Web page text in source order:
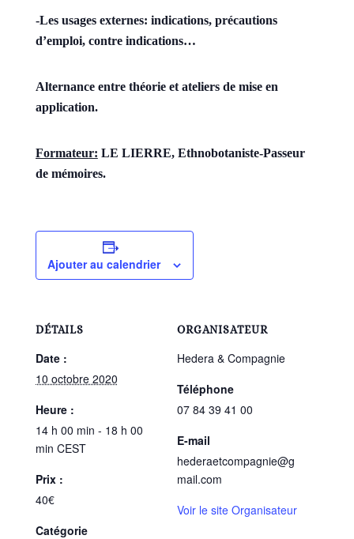
-Les usages externes: indications, précautions
d’emploi, contre indications…
Alternance entre théorie et ateliers de mise en
application.
Formateur: LE LIERRE, Ethnobotaniste-Passeur
de mémoires.
Ajouter au calendrier
DÉTAILS
Date :
10 octobre 2020
Heure :
14 h 00 min - 18 h 00
min CEST
Prix :
40€
Catégorie
ORGANISATEUR
Hedera & Compagnie
Téléphone
07 84 39 41 00
E-mail
hederaetcompagnie@g
mail.com
Voir le site Organisateur